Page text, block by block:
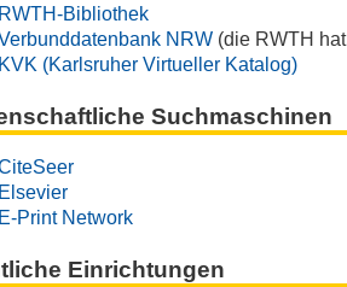
RWTH-Bibliothek
NRW (die RWTH
KVK (Karlsruher Virtueller Katalog)
Suchmaschinen
Elsevier
E-Print Network
Einrichtungen